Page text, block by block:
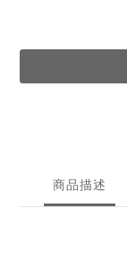
商品描述